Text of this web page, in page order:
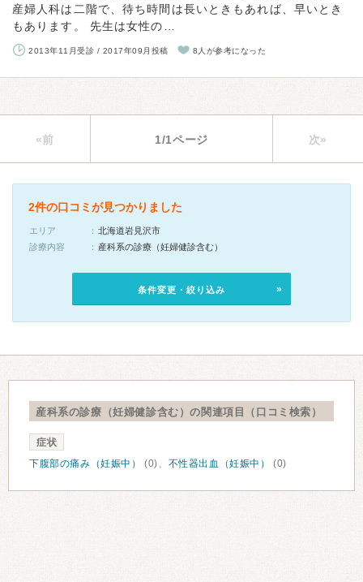
産婦人科は二階で、待ち時間は長いときもあれば、早いとき
もあります。 先生は女性の…
2013年11月受診 / 2017年09月投稿 8人が参考になった
«前 1/1ページ 次»
2件の口コミが見つかりました
エリア
北海道岩見沢市
診療内容
産科系の診療（妊婦健診含む）
条件変更・絞り込み
産科系の診療（妊婦健診含む）の関連項目（口コミ検索）
症状
下腹部の痛み（妊娠中）
(0)、 不性器出血（妊娠中） (0)